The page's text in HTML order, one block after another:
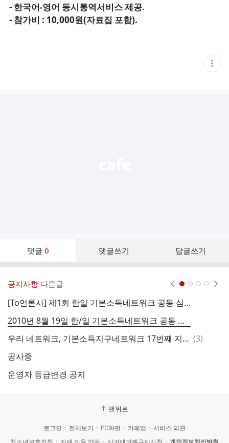
- 한국어‧영어 동시통역서비스 제공.
- 참가비 : 10,000원(자료집 포함).
현
재
댓글 0 댓글쓰기 답글쓰기
댓
공지사항 다른글
[To언론사] 제1회 한일 기본소득네트워크 공동 심포지엄 명의 후원 및 취재 요청 공문
2010년 8월 19일 한/일 기본소득네트워크 공동 심포지움 개최 공지
우리 네트워크, 기본소득지구네트워크 17번째 지부로 인준됨 댓
(3)
공사중
운영자 등급변경 공지
맨위로
로그인 전체보기 PC화면 카페앱
서비스 약관